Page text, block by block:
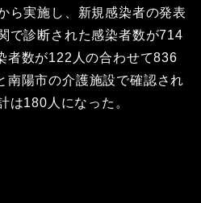
ら実施し、新規感染者の発表
で診断された感染者数が714
者数が122人の合わせて836
南陽市の介護施設で確認され
は180人になった。